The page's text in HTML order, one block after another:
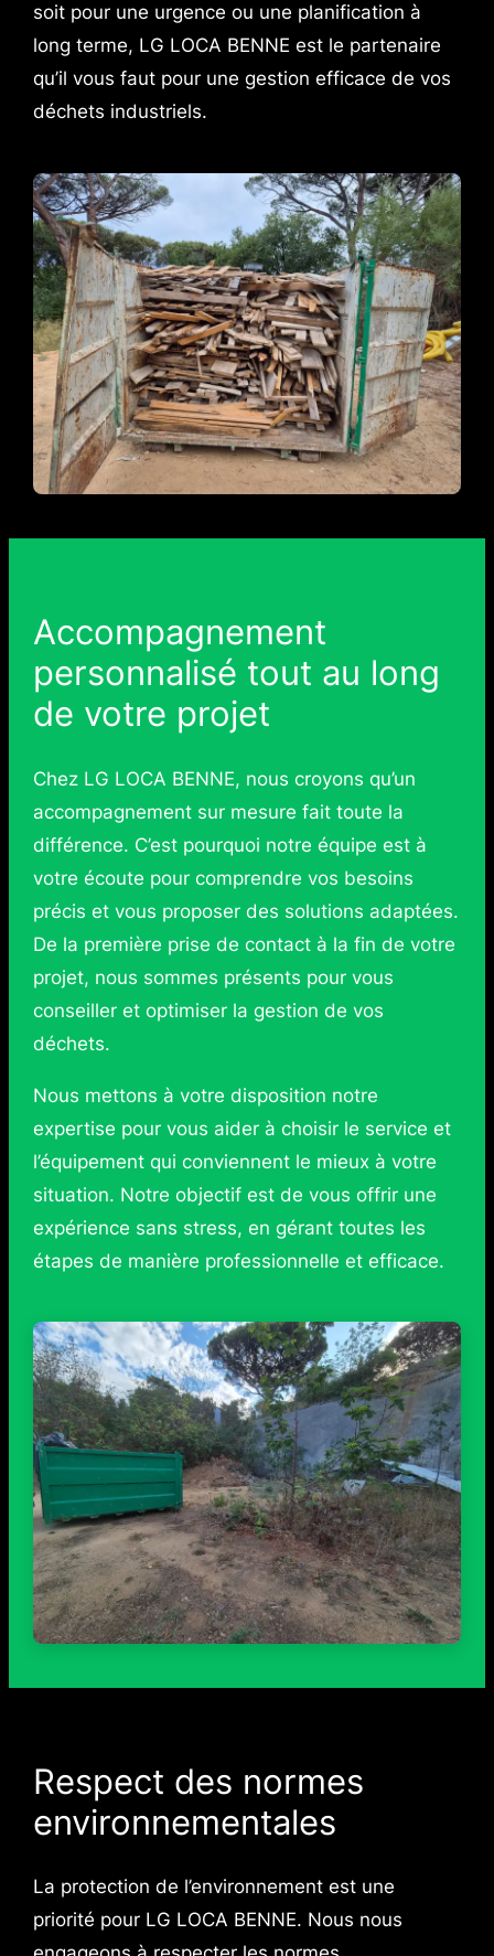
soit pour une urgence ou une planification à
long terme, LG LOCA BENNE est le partenaire
qu’il vous faut pour une gestion efficace de vos
déchets industriels.
Accompagnement
personnalisé tout au long
de votre projet
Chez LG LOCA BENNE, nous croyons qu’un
accompagnement sur mesure fait toute la
différence. C’est pourquoi notre équipe est à
votre écoute pour comprendre vos besoins
précis et vous proposer des solutions adaptées.
De la première prise de contact à la fin de votre
projet, nous sommes présents pour vous
conseiller et optimiser la gestion de vos
déchets.
Nous mettons à votre disposition notre
expertise pour vous aider à choisir le service et
l’équipement qui conviennent le mieux à votre
situation. Notre objectif est de vous offrir une
expérience sans stress, en gérant toutes les
étapes de manière professionnelle et efficace.
Respect des normes
environnementales
La protection de l’environnement est une
priorité pour LG LOCA BENNE. Nous nous